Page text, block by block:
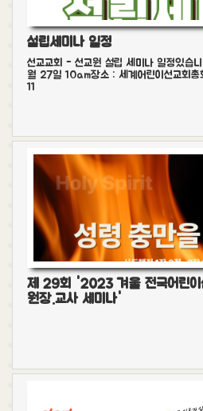
설립세미나 일정
선교교회 - 선교원 설립 세미나 일정있습
월 27일 10am장소 : 세계어린이선교
11
제 29회 '2023 겨울 전국어린이
원장.교사 세미나'